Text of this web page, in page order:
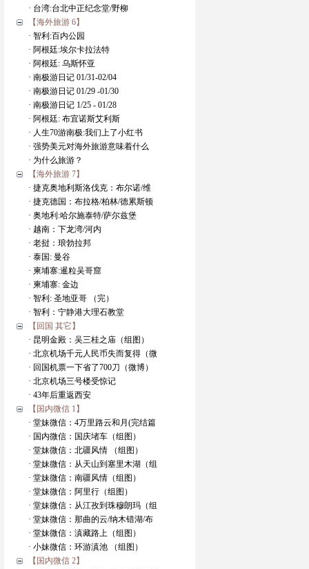
· 台湾:台北中正纪念堂/野柳
【海外旅游 6】
· 智利:百内公园
· 阿根廷:埃尔卡拉法特
· 阿根廷: 乌斯怀亚
· 南极游日记 01/31-02/04
· 南极游日记 01/29 -01/30
· 南极游日记 1/25 - 01/28
· 阿根廷: 布宜诺斯艾利斯
· 人生70游南极:我们上了小红书
· 强势美元对海外旅游意味着什么
· 为什么旅游？
【海外旅游 7】
· 捷克奥地利斯洛伐克：布尔诺/维
· 捷克德国：布拉格/柏林/德累斯顿
· 奥地利:哈尔施泰特/萨尔兹堡
· 越南：下龙湾/河内
· 老挝：琅勃拉邦
· 泰国: 曼谷
· 柬埔寨:暹粒吴哥窟
· 柬埔寨: 金边
· 智利: 圣地亚哥 （完）
· 智利：宁静港大理石教堂
【回国 其它】
· 昆明金殿：吴三桂之庙（组图）
· 北京机场千元人民币失而复得（微
· 回国机票一下省了700刀（微博）
· 北京机场三号楼受惊记
· 43年后重返西安
【国内微信 1】
· 堂妹微信：4万里路云和月(完结篇
· 国内微信：国庆堵车（组图）
· 堂妹微信：北疆风情 （组图）
· 堂妹微信：从天山到塞里木湖（组
· 堂妹微信：南疆风情（组图）
· 堂妹微信：阿里行（组图）
· 堂妹微信：从江孜到珠穆朗玛（组
· 堂妹微信：那曲的云/纳木错湖/布
· 堂妹微信：滇藏路上（组图）
· 小妹微信：环游滇池 （组图）
【国内微信 2】